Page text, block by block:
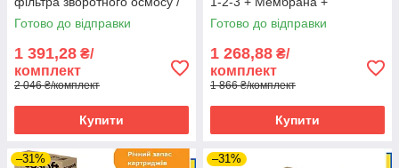
CHV3ECO (3 комплекти)
Готово до відправки
1 391,28 ₴/
комплект
2 046 ₴/комплект
Купити
Постфільтр
Готово до відправки
1 268,88 ₴/
комплект
1 866 ₴/комплект
Купити
–31% –31%